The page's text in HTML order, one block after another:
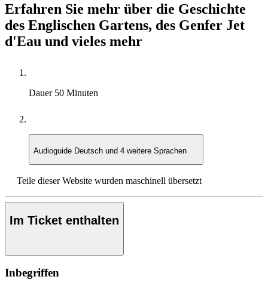
Erfahren Sie mehr über die Geschichte
des Englischen Gartens, des Genfer Jet
d'Eau und vieles mehr
Dauer 50 Minuten
Audioguide Deutsch und 4 weitere Sprachen
Teile dieser Website wurden maschinell übersetzt
Im Ticket enthalten
Inbegriffen